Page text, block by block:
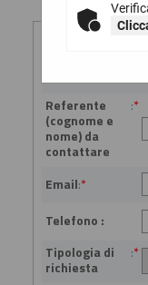
Inserimento
denominazione
Referente
(cognome e
nome) da
contattare
:*
Email:*
Telefono :
Tipologia di
richiesta
:*